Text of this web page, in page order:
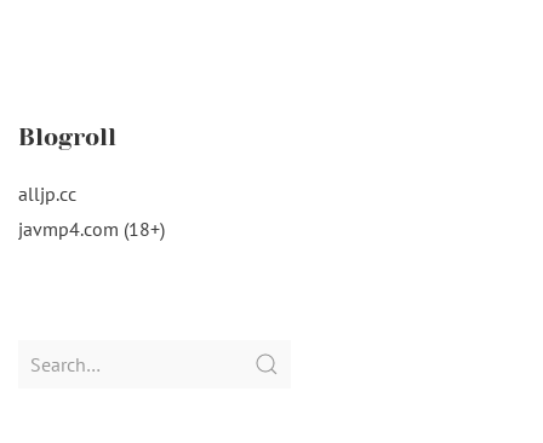
Blogroll
alljp.cc
javmp4.com (18+)
Search